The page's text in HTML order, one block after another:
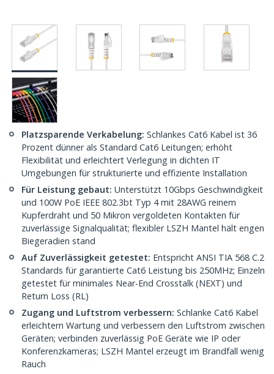
Platzsparende Verkabelung: Schlankes Cat6 Kabel ist 36
Prozent dünner als Standard Cat6 Leitungen; erhöht
Flexibilität und erleichtert Verlegung in dichten IT
Umgebungen für strukturierte und effiziente Installation
Für Leistung gebaut: Unterstützt 10Gbps Geschwindigkeit
und 100W PoE IEEE 802.3bt Typ 4 mit 28AWG reinem
Kupferdraht und 50 Mikron vergoldeten Kontakten für
zuverlässige Signalqualität; flexibler LSZH Mantel hält engen
Biegeradien stand
Auf Zuverlässigkeit getestet: Entspricht ANSI TIA 568 C.2
Standards für garantierte Cat6 Leistung bis 250MHz; Einzeln
getestet für minimales Near-End Crosstalk (NEXT) und
Return Loss (RL)
Zugang und Luftstrom verbessern: Schlanke Cat6 Kabel
erleichtern Wartung und verbessern den Luftstrom zwischen
Geräten; verbinden zuverlässig PoE Geräte wie IP oder
Konferenzkameras; LSZH Mantel erzeugt im Brandfall wenig
Rauch